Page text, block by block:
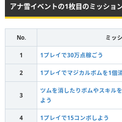
アナ雪イベントの1枚目のミッショ
No. ミッ
1 1プレイで30万点稼ごう
2 1プレイでマジカルボムを1個
3
ツムを消したりボムやスキル
よう
4 1プレイで15コンボしよう